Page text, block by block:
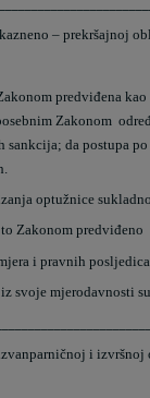
– prekršajnoj
predviđena
Zakonom
da postupa
optužnice
Zakonom predviđeno
i pravnih
svoje mjerodavnosti
i